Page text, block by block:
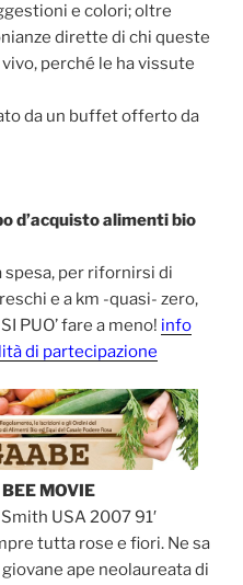
e colori; oltre
dirette di chi queste
perché le ha vissute
da un buffet offerto da
d’acquisto alimenti bio
spesa, per rifornirsi di
e a km -quasi- zero,
PUO’ fare a meno! info
di partecipazione
BEE MOVIE
USA 2007 91′
tutta rose e fiori. Ne sa
ape neolaureata di